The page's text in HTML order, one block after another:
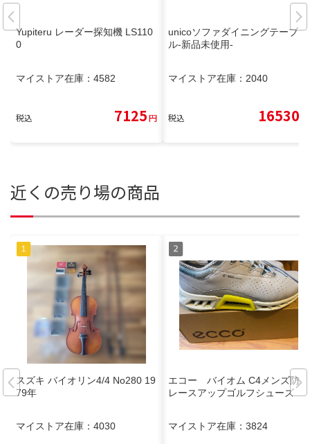
Yupiteru レーダー探知機 LS110
0
マイストア在庫： 4582
税込 7125円
unicoソファダイニングテーブ
ル-新品未使用-
マイストア在庫： 2040
税込 16530
近くの売り場の商品
スズキ バイオリン4/4 No280 19
79年
マイストア在庫： 4030
エコー バイオム C4メンズ防水
レースアップゴルフシューズ
マイストア在庫： 3824